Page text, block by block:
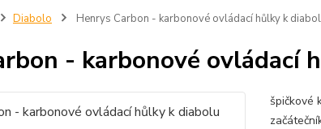
Diabolo Henrys Carbon - karbonové ovládací hůlky k
- karbonové ovládací
špičkové